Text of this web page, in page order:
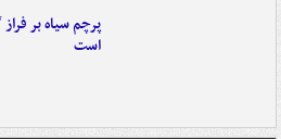
پرچم سیاه بر
است